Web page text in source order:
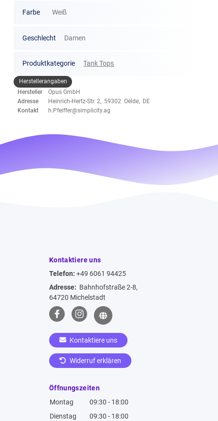
Farbe Weiß
Geschlecht Damen
Produktkategorie Tank Tops
Herstellerangaben
Hersteller
Opus GmbH
Adresse
Heinrich-Hertz-Str. 2, 59302 Oelde, DE
Kontakt
h.Pfeiffer@simplicity.ag
Kontaktiere uns
Telefon: +49 6061 94425
Adresse: Bahnhofstraße 2-8,
64720 Michelstadt
Kontaktiere uns
Widerruf erklären
Öffnungszeiten
Montag
09:30 - 18:00
Dienstag
09:30 - 18:00